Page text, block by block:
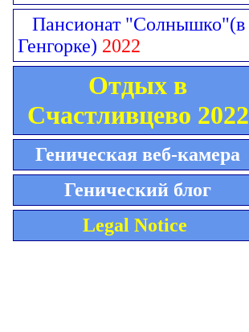
Пансионат "Солнышко"(в
Генгорке) 2022
Отдых в
Счастливцево 2022
Геническая веб-камера
Генический блог
Legal Notice